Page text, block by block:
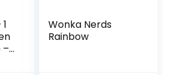
–
Wonka Nerds
Rainbow